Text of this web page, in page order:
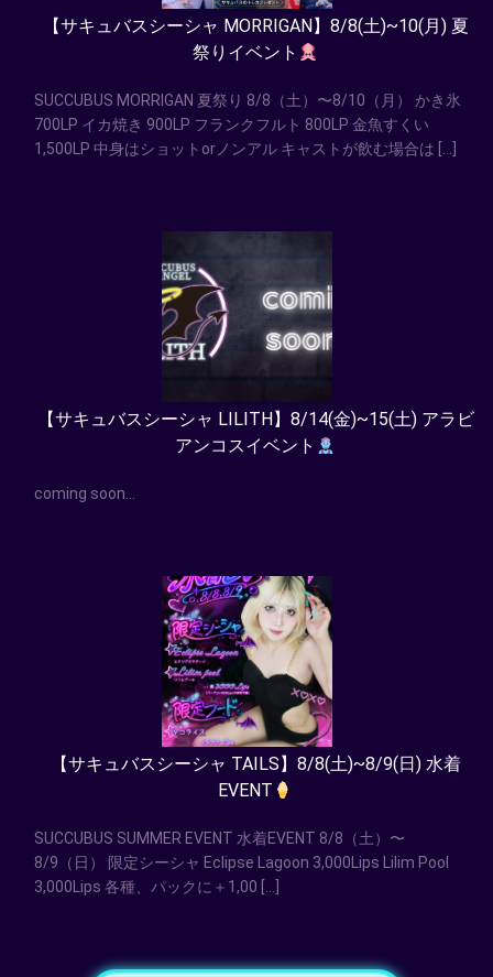
【サキュバスシーシャ MORRIGAN】8/8(土)~10(月) 夏
祭りイベント
SUCCUBUS MORRIGAN 夏祭り 8/8（土）〜8/10（月） かき氷
700LP イカ焼き 900LP フランクフルト 800LP 金魚すくい
1,500LP 中身はショットorノンアル キャストが飲む場合は […]
【サキュバスシーシャ LILITH】8/14(金)~15(土) アラビ
アンコスイベント
coming soon…
【サキュバスシーシャ TAILS】8/8(土)~8/9(日) 水着
EVENT
SUCCUBUS SUMMER EVENT 水着EVENT 8/8（土）〜
8/9（日） 限定シーシャ Eclipse Lagoon 3,000Lips Lilim Pool
3,000Lips 各種、パックに＋1,00 […]